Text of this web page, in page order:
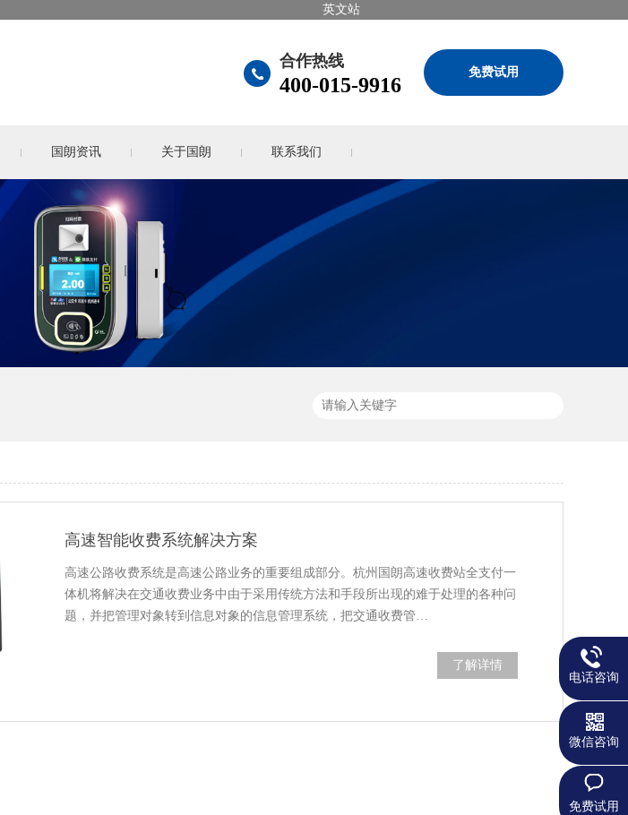
英文站
免费试用
合作热线
400-015-9916
国朗资讯 关于国朗 联系我们
高速智能收费系统解决方案
高速公路收费系统是高速公路业务的重要组成部分。杭州国朗高速收费站全支付一
体机将解决在交通收费业务中由于采用传统方法和手段所出现的难于处理的各种问
题，并把管理对象转到信息对象的信息管理系统，把交通收费管…
了解详情
电话咨询
微信咨询
免费试用